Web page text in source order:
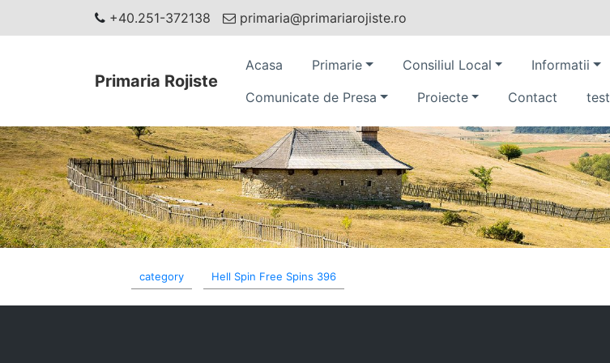
+40.251-372138 primaria@primariarojiste.ro
Primaria Rojiste
Acasa Primarie Consiliul Local Informatii
Comunicate de Presa
Proiecte Contact test
category Hell Spin Free Spins 396